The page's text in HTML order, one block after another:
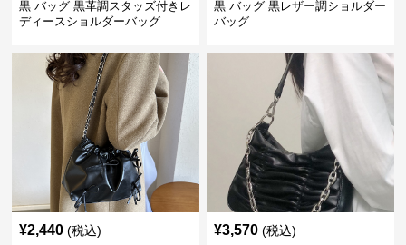
黒 バッグ 黒革調スタッズ付きレ
ディースショルダーバッグ
黒 バッグ 黒レザー調ショルダー
バッグ
¥2,440 (税込) ¥3,570 (税込)